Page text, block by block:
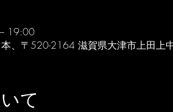
19:00
、〒520-2164 滋賀県大津市上田上
て